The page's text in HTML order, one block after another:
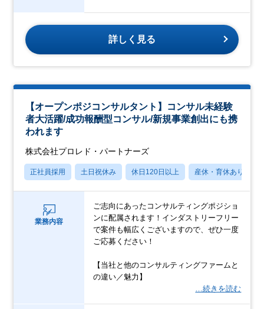
詳しく見る
【オープンポジコンサルタント】コンサル未経験
者大活躍/成功報酬型コンサル/新規事業創出にも携
われます
株式会社プロレド・パートナーズ
正社員採用 土日祝休み 休日120日以上 産休・育休あり
業務内容
ご志向にあったコンサルティングポジショ
ンに配属されます！インダストリーフリー
で案件も幅広くございますので、ぜひ一度
ご応募ください！
【当社と他のコンサルティングファームと
の違い／魅力】
…続きを読む